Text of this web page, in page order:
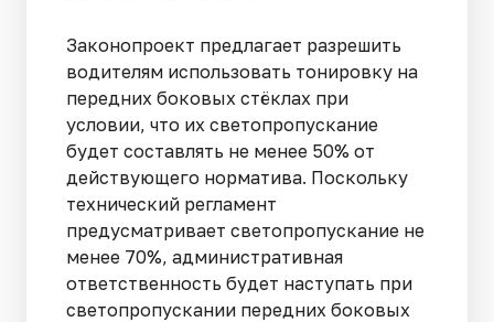
Законопроект предлагает разрешить
водителям использовать тонировку на
передних боковых стёклах при
условии, что их светопропускание
будет составлять не менее 50% от
действующего норматива. Поскольку
технический регламент
предусматривает светопропускание не
менее 70%, административная
ответственность будет наступать при
светопропускании передних боковых